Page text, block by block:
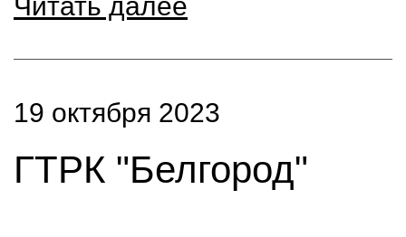
19 октября 2023
ГТРК "Белгород"